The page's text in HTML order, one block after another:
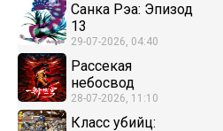
Санка Рэа: Эпизод
13
29-07-2026, 04:40
Рассекая
небосвод
28-07-2026, 11:10
Класс убийц: